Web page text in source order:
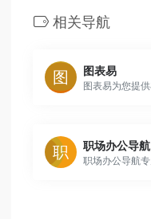
相关导航
图表易
职场办公导航